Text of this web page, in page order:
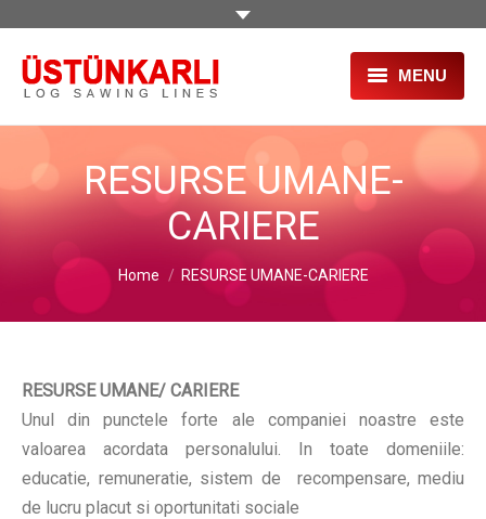
MENU
DESPRE NOI
PRODUSE
PROIECTE
TÂRGURI
HR
RESURSE UMANE-
CARIERE
You are here:
Home RESURSE UMANE-CARIERE
RESURSE UMANE/ CARIERE
Unul din punctele forte ale companiei noastre este
valoarea acordata personalului. In toate domeniile:
educatie, remuneratie, sistem de recompensare, mediu
de lucru placut si oportunitati sociale